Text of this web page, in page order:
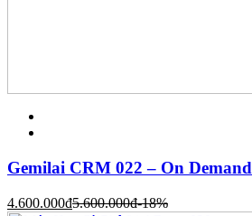
Gemilai CRM 022 – On Demand
4.600.000đ5.600.000đ-18%